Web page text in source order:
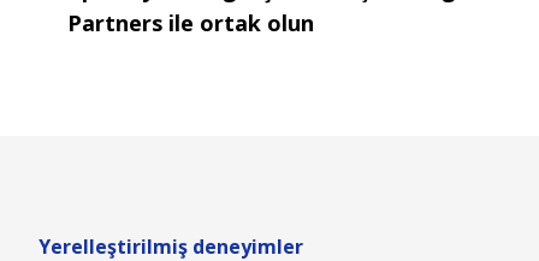
Partners ile ortak olun
Yerelleştirilmiş deneyimler